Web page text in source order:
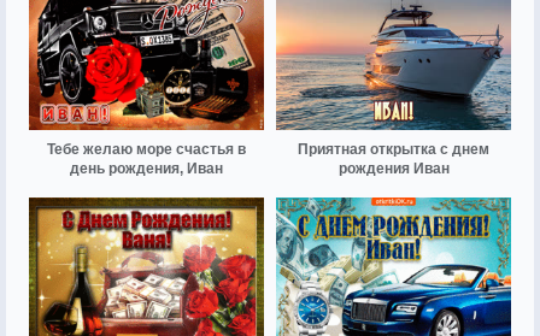
Тебе желаю море счастья в
день рождения, Иван
Приятная открытка с днем
рождения Иван